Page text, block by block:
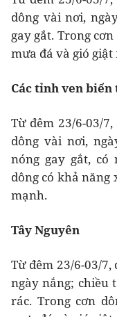
dông vài nơi,
gay gắt. Trong
mưa đá và gió giật
Các tỉnh ven
Từ đêm 23/6-03/
dông vài nơi,
nóng gay gắt, có
dông có khả năng
mạnh.
Tây Nguyên
Từ đêm 23/6-03/
ngày nắng; chiều
rác. Trong cơn